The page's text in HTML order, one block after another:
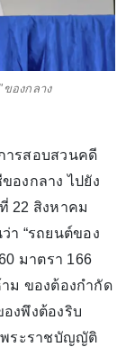
ของกลาง
ารสอบสวนคดี
องกลาง ไปยัง
22 สิงหาคม
า “รถยนต์ของ
มาตรา 166
ม ของต้องกำกัด
งพึงต้องริบ
พระราชบัญญัติ